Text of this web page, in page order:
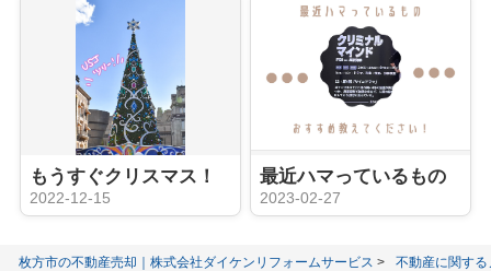
もうすぐクリスマス！
2022-12-15
最近ハマっているもの
2023-02-27
枚方市の不動産売却｜株式会社ダイケンリフォームサービス 不動産に関す